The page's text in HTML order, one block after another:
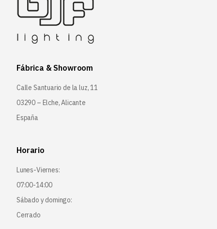
Fábrica & Showroom
Calle Santuario de la luz, 11
03290 – Elche, Alicante
España
Horario
Lunes-Viernes:
07:00-14:00
Sábado y domingo:
Cerrado